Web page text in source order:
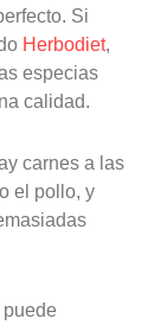
Si
Herbodiet,
especias
calidad.
carnes a las
el pollo, y